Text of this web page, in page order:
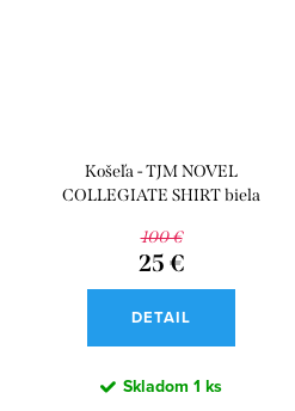
Košeľa - TJM NOVEL
COLLEGIATE SHIRT biela
100 €
25 €
DETAIL
Skladom 1 ks